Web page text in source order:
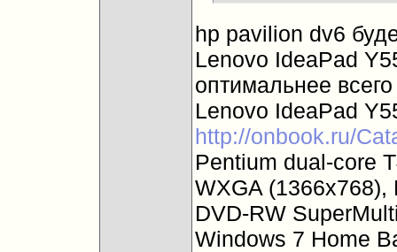
hp pavilion dv6
Lenovo IdeaPad
оптимальнее всего
Lenovo IdeaPad
http://onbook.ru/
Pentium dual-core
WXGA
DVD-RW
Windows 7 Home